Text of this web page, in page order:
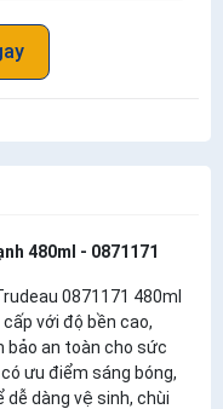
480ml - 0871171
0871171 480ml
với độ bền cao,
bảo an toàn cho sức
ưu điểm sáng bóng,
dàng vệ sinh, chùi